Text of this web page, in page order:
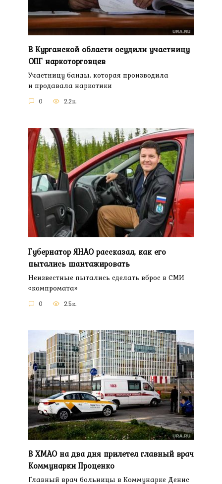
В Курганской области осудили участницу
ОПГ наркоторговцев
Участницу банды, которая производила
и продавала наркотики
0 2.2к.
Губернатор ЯНАО рассказал, как его
пытались шантажировать
Неизвестные пытались сделать вброс в СМИ
«компромата»
0 2.5к.
В ХМАО на два дня прилетел главный врач
Коммунарки Проценко
Главный врач больницы в Коммунарке Денис